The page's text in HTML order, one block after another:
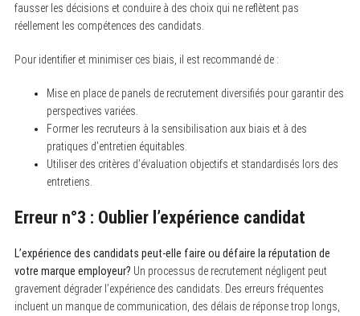
fausser les décisions et conduire à des choix qui ne reflètent pas
réellement les compétences des candidats.
Pour identifier et minimiser ces biais, il est recommandé de :
Mise en place de panels de recrutement diversifiés pour garantir des
perspectives variées.
Former les recruteurs à la sensibilisation aux biais et à des
pratiques d’entretien équitables.
Utiliser des critères d’évaluation objectifs et standardisés lors des
entretiens.
Erreur n°3 : Oublier l’expérience candidat
L’expérience des candidats peut-elle faire ou défaire la réputation de
votre marque employeur? Un processus de recrutement négligent peut
gravement dégrader l’expérience des candidats. Des erreurs fréquentes
incluent un manque de communication, des délais de réponse trop longs,